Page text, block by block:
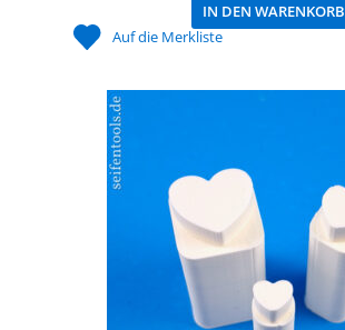
IN DEN WARENKORB
Auf die Merkliste